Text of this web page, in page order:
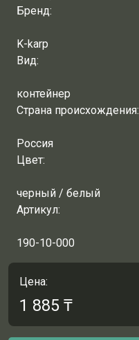
Бренд:
K-karp
Вид:
контейнер
Страна происхождения:
Россия
Цвет:
черный / белый
Артикул:
190-10-000
Цена:
1 885 ₸